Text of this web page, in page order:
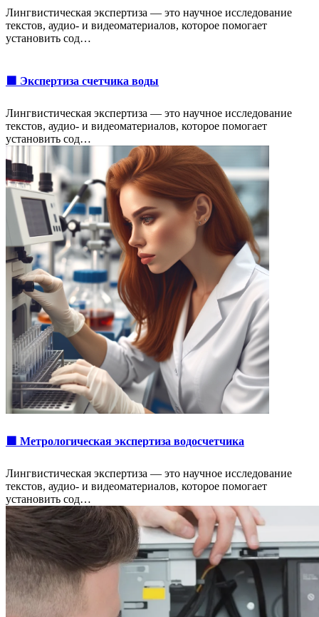
Лингвистическая экспертиза — это научное исследование
текстов, аудио- и видеоматериалов, которое помогает
установить сод…
🟩 Экспертиза счетчика воды
Лингвистическая экспертиза — это научное исследование
текстов, аудио- и видеоматериалов, которое помогает
установить сод…
🟩 Метрологическая экспертиза водосчетчика
Лингвистическая экспертиза — это научное исследование
текстов, аудио- и видеоматериалов, которое помогает
установить сод…